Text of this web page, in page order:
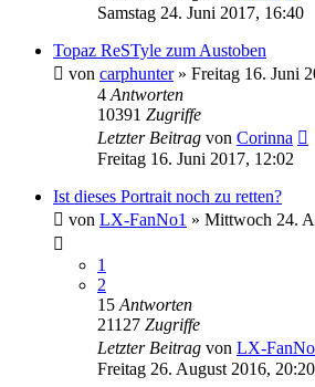
Samstag 24. Juni 2017, 16:40
Topaz ReSTyle zum Austoben
von carphunter» Freitag 16. Juni
4 Antworten
10391 Zugriffe
Letzter Beitrag von Corinna
Freitag 16. Juni 2017, 12:02
Ist dieses Portrait noch zu retten?
von LX-FanNo1 » Mittwoch 24.
1
2
15 Antworten
21127 Zugriffe
Letzter Beitrag von LX-
Freitag 26. August 2016, 20:20